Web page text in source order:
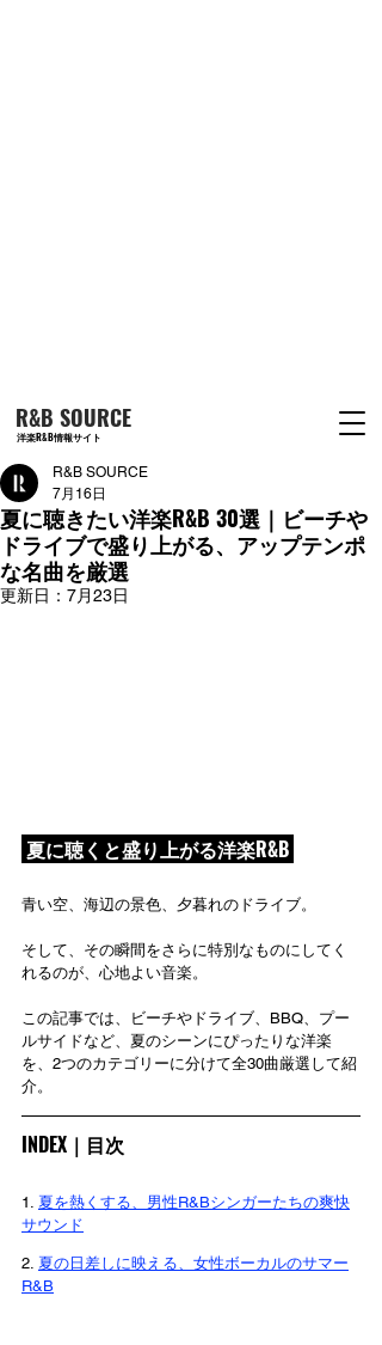
R&B SOURCE
洋楽R&B情報サイト
夏に聴きたい洋楽R&B 30選｜ビーチや
ドライブで盛り上がる、アップテンポ
な名曲を厳選
R&B SOURCE
7月16日
更新日： 7月23日
夏に聴くと盛り上がる洋楽R&B
青い空、海辺の景色、夕暮れのドライブ。
そして、その瞬間をさらに特別なものにしてく
れるのが、心地よい音楽。
この記事では、ビーチやドライブ、BBQ、プー
ルサイドなど、夏のシーンにぴったりな洋楽
を、 2つのカテゴリーに分けて全30曲厳選して紹
介。
INDEX｜目次
1. 夏を熱くする、男性R&Bシンガーたちの爽快
サウンド
2. 夏の日差しに映える、女性ボーカルのサマー
R&B